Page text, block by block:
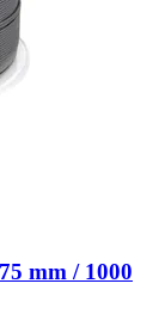
mm / 1000